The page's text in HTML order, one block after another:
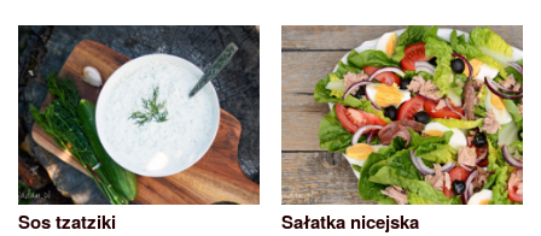
Sos tzatziki Sałatka nicejska